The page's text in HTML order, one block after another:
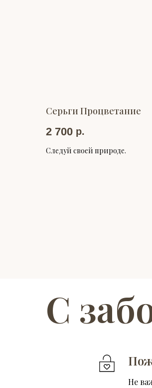
Серьги Процветание
2 700 р.
Следуй своей природе.
С
Не